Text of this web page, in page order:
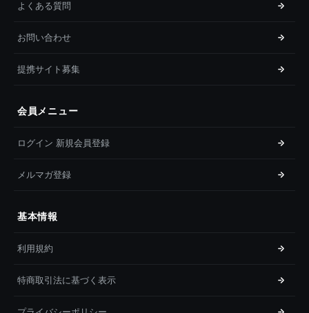
よくある質問
お問い合わせ
提携サイト募集
会員メニュー
ログイン 新規会員登録
メルマガ登録
基本情報
利用規約
特商取引法に基づく表示